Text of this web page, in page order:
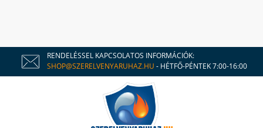
RENDELÉSSEL KAPCSOLATOS INFORMÁCIÓK:
SHOP@SZERELVENYARUHAZ.HU - HÉTFŐ-PÉNTEK 7:00-16:00